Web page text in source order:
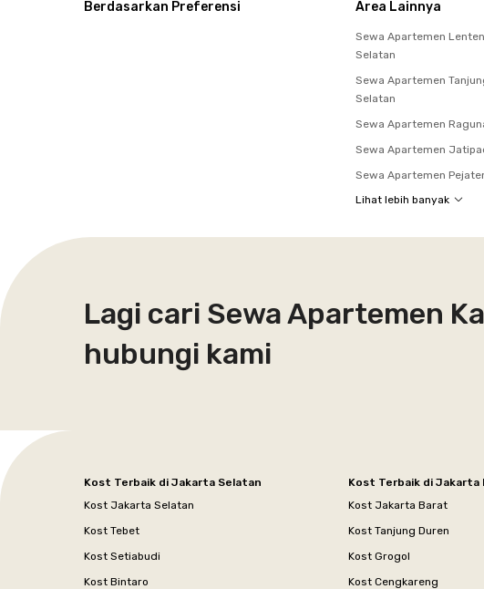
Berdasarkan Preferensi Area Lainnya
Sewa Apartemen
Selatan
Sewa Apartemen
Selatan
Sewa Apartemen
Sewa Apartemen
Sewa Apartemen
Lihat lebih banyak
Lagi cari Sewa Apartemen
hubungi kami
Kost Terbaik di Jakarta Selatan
Kost Jakarta Selatan
Kost Tebet
Kost Setiabudi
Kost Bintaro
Kost Terbaik di Jakarta
Kost Jakarta Barat
Kost Tanjung Duren
Kost Grogol
Kost Cengkareng